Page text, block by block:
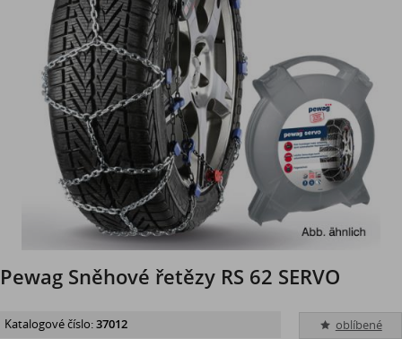
Pewag Sněhové řetězy RS 62 SERVO
oblíbené
Katalogové číslo:37012